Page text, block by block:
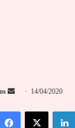
Envoyer
courriel
14/04/2020
FacebookX